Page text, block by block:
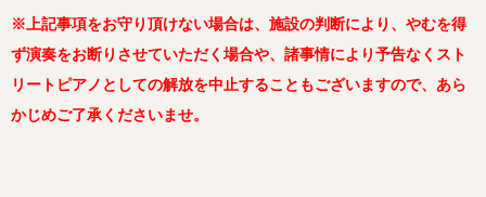
※上記事項をお守り頂けない場合は、施設の判断により、やむを得
ず演奏をお断りさせていただく場合や、諸事情により予告なくスト
リートピアノとしての解放を中止することもございますので、あら
かじめご了承くださいませ。